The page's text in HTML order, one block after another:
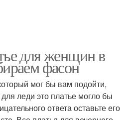
для женщин в
фасон
мог бы вам подойти,
леди это платье могло бы
ответа оставьте его